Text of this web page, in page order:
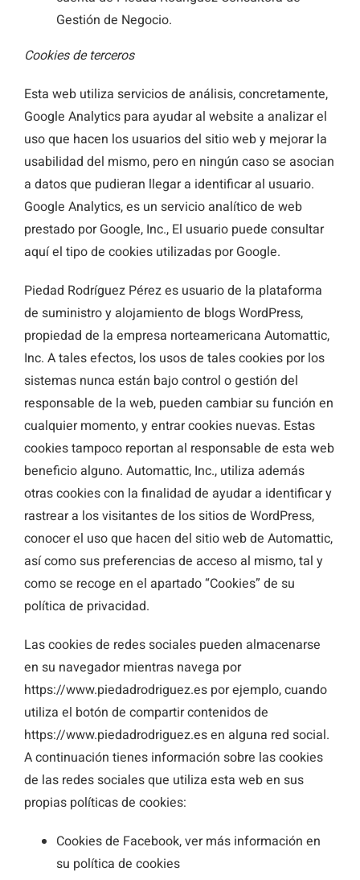
Gestión de Negocio.
Cookies de terceros
Esta web utiliza servicios de análisis, concretamente,
Google Analytics para ayudar al website a analizar el
uso que hacen los usuarios del sitio web y mejorar la
usabilidad del mismo, pero en ningún caso se asocian
a datos que pudieran llegar a identificar al usuario.
Google Analytics, es un servicio analítico de web
prestado por Google, Inc., El usuario puede consultar
aquí el tipo de cookies utilizadas por Google.
Piedad Rodríguez Pérez es usuario de la plataforma
de suministro y alojamiento de blogs WordPress,
propiedad de la empresa norteamericana Automattic,
Inc. A tales efectos, los usos de tales cookies por los
sistemas nunca están bajo control o gestión del
responsable de la web, pueden cambiar su función en
cualquier momento, y entrar cookies nuevas. Estas
cookies tampoco reportan al responsable de esta web
beneficio alguno. Automattic, Inc., utiliza además
otras cookies con la finalidad de ayudar a identificar y
rastrear a los visitantes de los sitios de WordPress,
conocer el uso que hacen del sitio web de Automattic,
así como sus preferencias de acceso al mismo, tal y
como se recoge en el apartado “Cookies” de su
política de privacidad.
Las cookies de redes sociales pueden almacenarse
en su navegador mientras navega por
https://www.piedadrodriguez.es por ejemplo, cuando
utiliza el botón de compartir contenidos de
https://www.piedadrodriguez.es en alguna red social.
A continuación tienes información sobre las cookies
de las redes sociales que utiliza esta web en sus
propias políticas de cookies:
Cookies de Facebook, ver más información en
su política de cookies